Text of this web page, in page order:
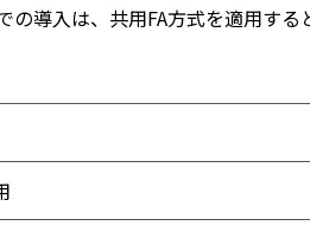
導入は、共用FA方式を適用す